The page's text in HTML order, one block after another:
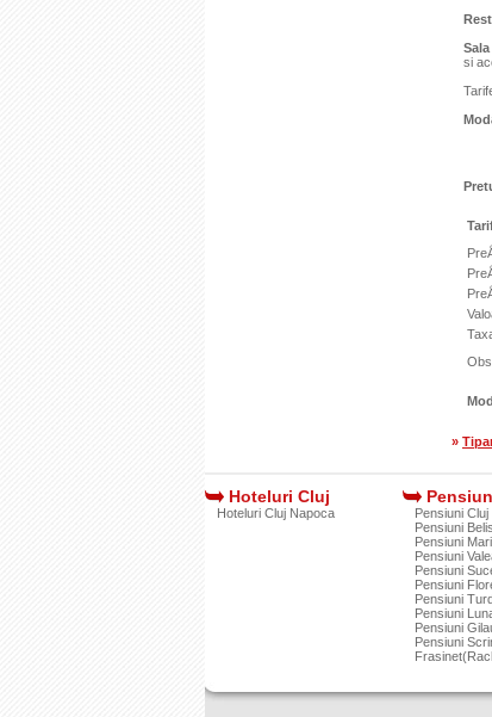
si
Obs.
»
Hoteluri Cluj
Hoteluri Cluj Napoca
Pensiuni
Pensiuni Belis
Pensiuni
Pensiuni
Pensiuni
Pensiuni
Pensiuni
Pensiuni
Pensiuni
Pensiuni